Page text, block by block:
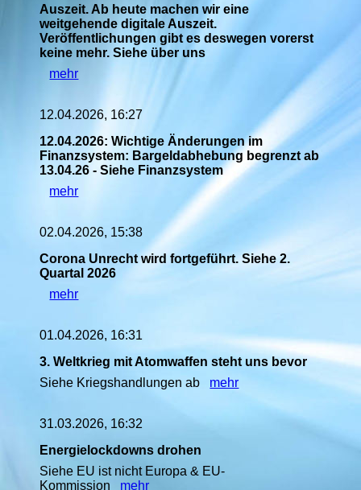
Auszeit. Ab heute machen wir eine
weitgehende digitale Auszeit.
Veröffentlichungen gibt es deswegen vorerst
keine mehr. Siehe über uns
mehr
12.04.2026, 16:27
12.04.2026: Wichtige Änderungen im
Finanzsystem: Bargeldabhebung begrenzt ab
13.04.26 - Siehe Finanzsystem
mehr
02.04.2026, 15:38
Corona Unrecht wird fortgeführt. Siehe 2.
Quartal 2026
mehr
01.04.2026, 16:31
3. Weltkrieg mit Atomwaffen steht uns bevor
Siehe Kriegshandlungen ab mehr
31.03.2026, 16:32
Energielockdowns drohen
Siehe EU ist nicht Europa & EU-
Kommission mehr